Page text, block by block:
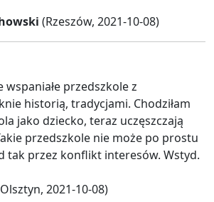
(Rzeszów, 2021-10-08)
przedszkole z
historią, tradycjami. Chodziłam
jako dziecko, teraz uczęszczają
przedszkole nie może po prostu
tak przez konflikt interesów. Wstyd.
2021-10-08)